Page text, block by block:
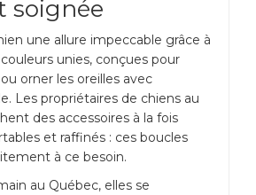
soignée
une allure impeccable grâce à
unies, conçues pour
orner les oreilles avec
Les propriétaires de chiens au
des accessoires à la fois
et raffinés : ces boucles
à ce besoin.
au Québec, elles se